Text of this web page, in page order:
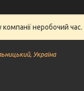
компанії неробочий
Україна